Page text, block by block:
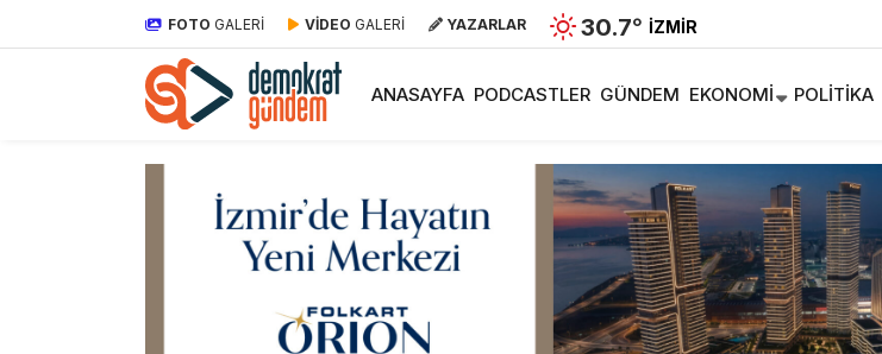
FOTO GALERİ VİDEO GALERİ YAZARLAR 30.7° İZMIR
ANASAYFA PODCASTLER GÜNDEM EKONOMI POLITIKA